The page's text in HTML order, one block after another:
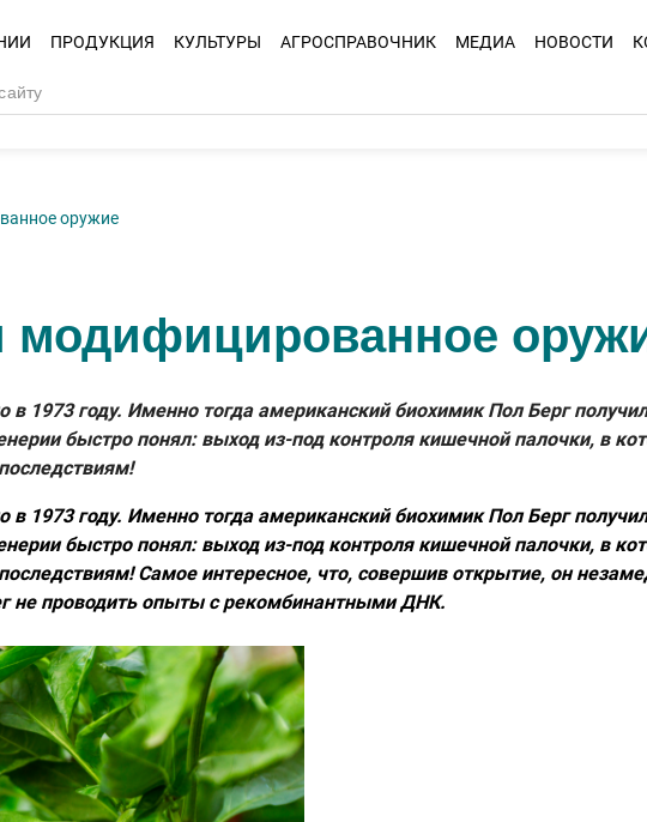
ПРОДУКЦИЯ КУЛЬТУРЫ АГРОСПРАВОЧНИК МЕДИА НОВОСТИ
оружие
модифицированное
в 1973 году. Именно тогда американский биохимик Пол Берг
быстро понял: выход из-под контроля кишечной палочки, в
в 1973 году. Именно тогда американский биохимик Пол Берг
быстро понял: выход из-под контроля кишечной палочки, в
Самое интересное, что, совершив открытие, он
не проводить опыты с рекомбинантными ДНК.